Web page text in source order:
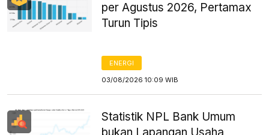
per Agustus 2026, Pertamax
Turun Tipis
ENERGI
03/08/2026 10:09 WIB
Statistik NPL Bank Umum